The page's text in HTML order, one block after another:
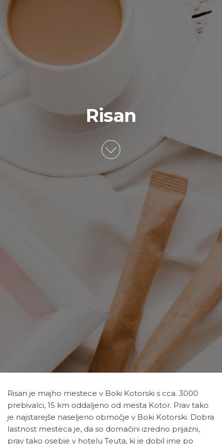
Risan
Risan je majho mestece v Boki Kotorski s cca. 3000
prebivalci, 15 km oddaljeno od mesta Kotor. Prav tako
je najstarejše naseljeno območje v Boki Kotorski. Dobra
lastnost mesteca je, da so domačini izredno prijazni,
prav tako osebje v hotelu Teuta, ki je dobil ime po